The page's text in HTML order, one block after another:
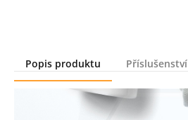
Popis produktu
Příslušenství
Popis produktu